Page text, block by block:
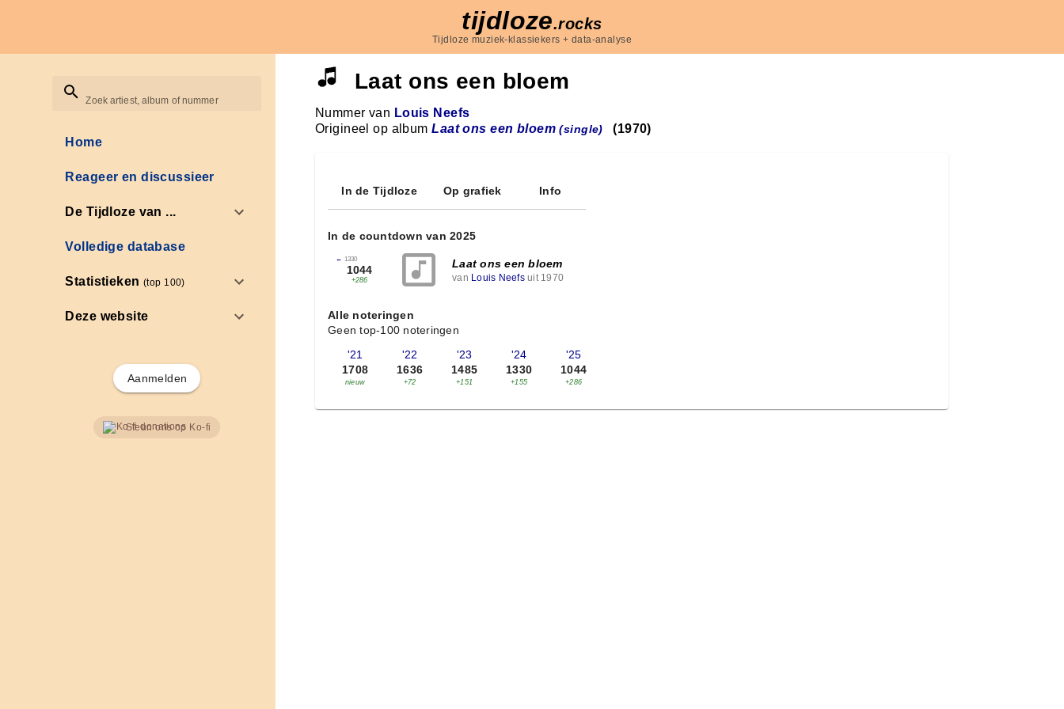
tijdloze.rocks
Tijdloze muziek-klassiekers + data-analyse
Zoek artiest, album of nummer
Home
Reageer en discussieer
De Tijdloze van ...
Volledige database
Statistieken(top 100)
Deze website
Aanmelden
Steun ons op Ko-fi
Laat ons een bloem
Nummer van Louis Neefs
Origineel op albumLaat ons een bloem (single) (1970)
In de Tijdloze Op grafiek Info
In de countdown van 2025
← 1330
1044
+286
Laat ons een bloem
van Louis Neefsuit 1970
Alle noteringen
Geen top-100 noteringen
'21
1708
nieuw
'22
1636
+72
'23
1485
+151
'24
1330
+155
'25
1044
+286